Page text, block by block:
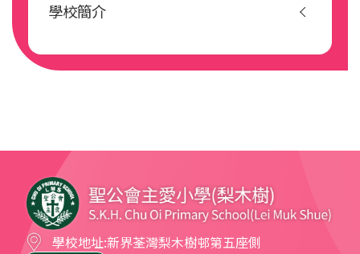
學校簡介
學校地址:新界荃灣梨木樹邨第五座側